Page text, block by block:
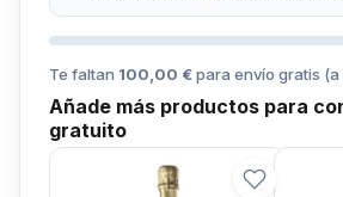
Te faltan 100,00 €para envío gratis (a
Añade más productos para
gratuito